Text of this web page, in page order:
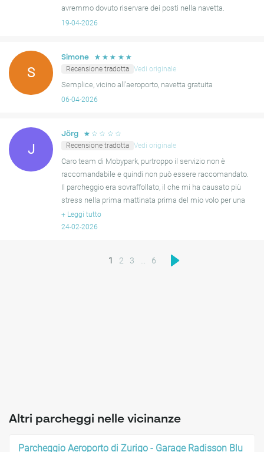
avremmo dovuto riservare dei posti nella navetta.
19-04-2026
S
Simone ☆ ☆ ☆ ☆ ☆
Recensione tradotta Vedi originale
Semplice, vicino all'aeroporto, navetta gratuita
06-04-2026
J
Jörg ☆ ☆ ☆ ☆ ☆
Recensione tradotta Vedi originale
Caro team di Mobypark, purtroppo il servizio non è
raccomandabile e quindi non può essere raccomandato.
Il parcheggio era sovraffollato, il che mi ha causato più
stress nella prima mattinata prima del mio volo per una
breve vacanza meritata di quanto chiunque possa gest
+ Leggi tutto
24-02-2026
1 2 3 6
Altri parcheggi nelle vicinanze
Parcheggio Aeroporto di Zurigo - Garage Radisson Blu